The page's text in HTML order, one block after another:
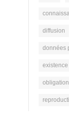
diffusion
données
existence
obligation